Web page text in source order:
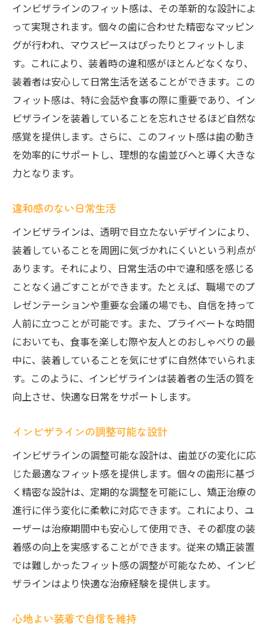
インビザラインのフィット感は、その革新的な設計によ
って実現されます。個々の歯に合わせた精密なマッピン
グが行われ、マウスピースはぴったりとフィットしま
す。これにより、装着時の違和感がほとんどなくなり、
装着者は安心して日常生活を送ることができます。この
フィット感は、特に会話や食事の際に重要であり、イン
ビザラインを装着していることを忘れさせるほど自然な
感覚を提供します。さらに、このフィット感は歯の動き
を効率的にサポートし、理想的な歯並びへと導く大きな
力となります。
違和感のない日常生活
インビザラインは、透明で目立たないデザインにより、
装着していることを周囲に気づかれにくいという利点が
あります。それにより、日常生活の中で違和感を感じる
ことなく過ごすことができます。たとえば、職場でのプ
レゼンテーションや重要な会議の場でも、自信を持って
人前に立つことが可能です。また、プライベートな時間
においても、食事を楽しむ際や友人とのおしゃべりの最
中に、装着していることを気にせずに自然体でいられま
す。このように、インビザラインは装着者の生活の質を
向上させ、快適な日常をサポートします。
インビザラインの調整可能な設計
インビザラインの調整可能な設計は、歯並びの変化に応
じた最適なフィット感を提供します。個々の歯形に基づ
く精密な設計は、定期的な調整を可能にし、矯正治療の
進行に伴う変化に柔軟に対応できます。これにより、ユ
ーザーは治療期間中も安心して使用でき、その都度の装
着感の向上を実感することができます。従来の矯正装置
では難しかったフィット感の調整が可能なため、インビ
ザラインはより快適な治療経験を提供します。
心地よい装着で自信を維持